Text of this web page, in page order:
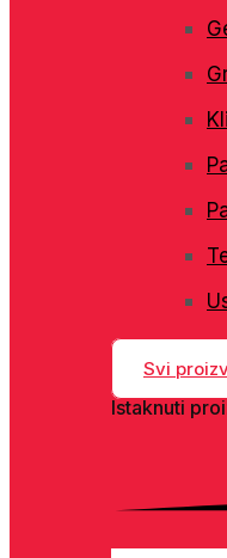
Svi
Istaknuti